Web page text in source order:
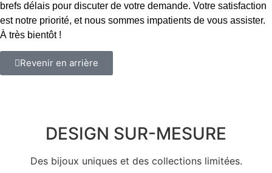
brefs délais pour discuter de votre demande. Votre satisfaction
est notre priorité, et nous sommes impatients de vous assister.
À très bientôt !
Revenir en arrière
DESIGN SUR-MESURE
Des bijoux uniques et des collections limitées.